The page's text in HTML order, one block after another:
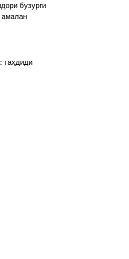
бузурги
амалан
таҳдиди